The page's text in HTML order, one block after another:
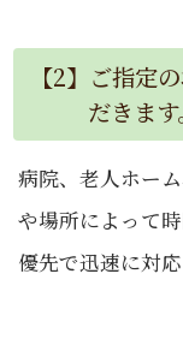
【2】ご指定
だきます
病院、老人ホー
や場所によって
優先で迅速に対